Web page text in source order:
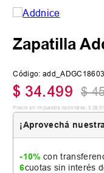
Zapatilla
Código:
$ 34.499 $
Precio sin impuestos nacionales: $ 28
¡Aprovechá
-10% con
6cuotas sin interés
5. zapatillas adidas